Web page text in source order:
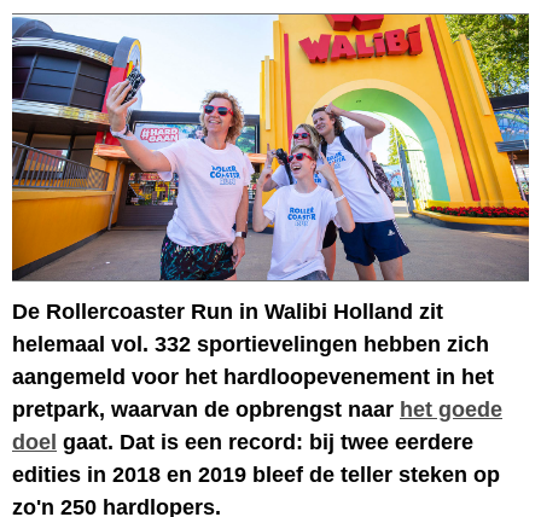
De Rollercoaster Run in Walibi Holland zit
helemaal vol. 332 sportievelingen hebben zich
aangemeld voor het hardloopevenement in het
pretpark, waarvan de opbrengst naar het goede
doel gaat. Dat is een record: bij twee eerdere
edities in 2018 en 2019 bleef de teller steken op
zo'n 250 hardlopers.